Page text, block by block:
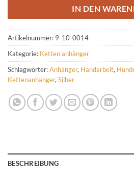
IN DEN
Artikelnummer: 9-10-0014
Kategorie: Ketten anhänger
Schlagwörter:Anhänger, Handarbeit,
Kettenanhänger, Silber
BESCHREIBUNG